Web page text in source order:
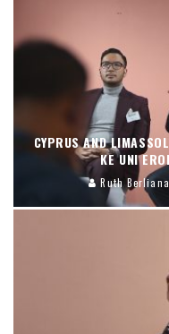
CYPRUS AND
KE UNI
Ruth Berliana